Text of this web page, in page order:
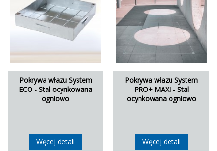
Pokrywa włazu System
ECO - Stal ocynkowana
ogniowo
Węcej detali
Pokrywa włazu System
PRO+ MAXI - Stal
ocynkowana ogniowo
Węcej detali